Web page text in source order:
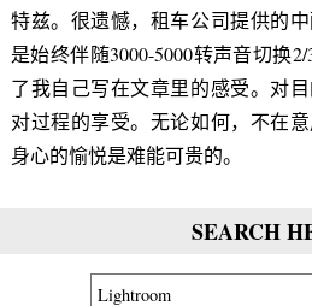
特兹。很遗憾，租车公司提供的
是始终伴随3000-5000转声音切换
了我自己写在文章里的感受。对
对过程的享受。无论如何，不在
身心的愉悦是难能可贵的。
SEARCH